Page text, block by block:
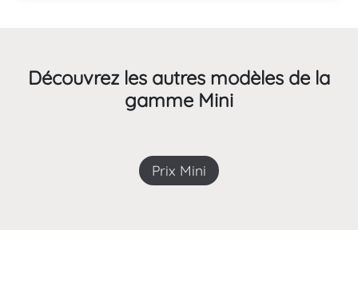
Découvrez les autres modèles de la
gamme Mini
Prix Mini